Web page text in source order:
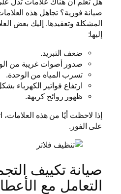
صيانة فورية؟ تجاهل هذه
المشكلة وتعقيدها. إليك بعض
إليها:
ضعف التبريد.
صدور أصوات غريبة من
تسرب المياه من الوحدة.
ارتفاع فواتير الكهرباء
ظهور روائح كريهة.
إذا لاحظت أيًا من هذه
على الفور.
صيانة تكييف
التعامل مع